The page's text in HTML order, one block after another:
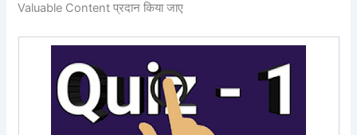
Valuable Content प्रदान किया जाए